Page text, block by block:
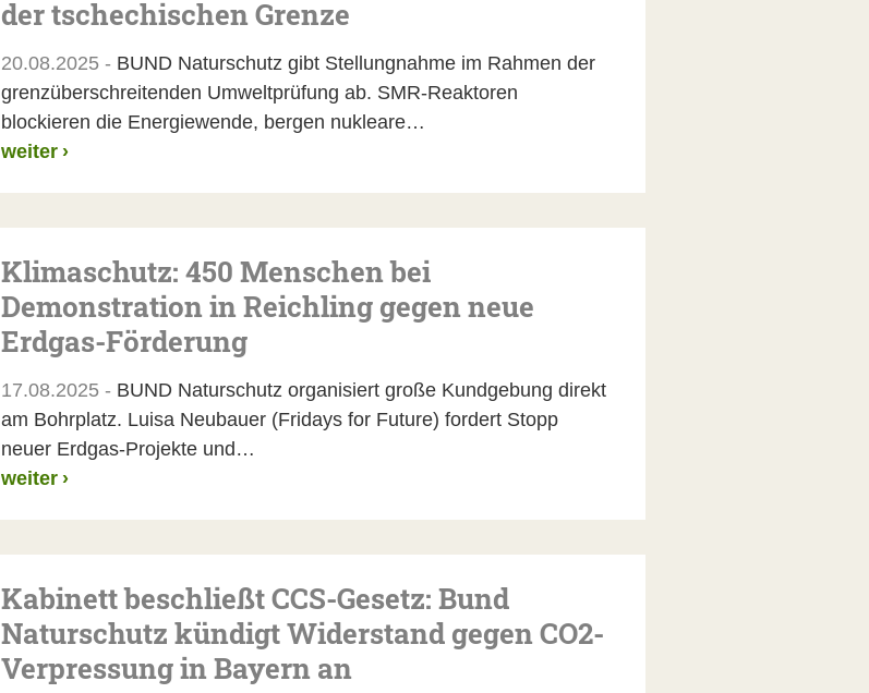
der tschechischen Grenze
20.08.2025 - BUND Naturschutz gibt Stellungnahme im Rahmen der
grenzüberschreitenden Umweltprüfung ab. SMR-Reaktoren
blockieren die Energiewende, bergen nukleare…
weiter ›
Klimaschutz: 450 Menschen bei
Demonstration in Reichling gegen neue
Erdgas-Förderung
17.08.2025 - BUND Naturschutz organisiert große Kundgebung direkt
am Bohrplatz. Luisa Neubauer (Fridays for Future) fordert Stopp
neuer Erdgas-Projekte und…
weiter ›
Kabinett beschließt CCS-Gesetz: Bund
Naturschutz kündigt Widerstand gegen CO2-
Verpressung in Bayern an